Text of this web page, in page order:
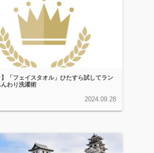
】「フェイスタオル」ひたすら試してラン
わり洗濯術
2024.09.28